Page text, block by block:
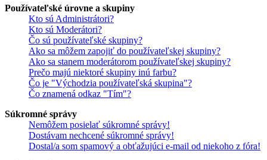
Používateľské úrovne a skupiny
Kto sú Administrátori?
Kto sú Moderátori?
Čo sú používateľské skupiny?
Ako sa môžem zapojiť do používateľskej skupiny?
Ako sa stanem moderátorom používateľskej skupiny?
Prečo majú niektoré skupiny inú farbu?
Čo je "Východzia používateľská skupina"?
Čo znamená odkaz "Tím"?
Súkromné správy
Nemôžem posielať súkromné správy!
Dostávam nechcené súkromné správy!
Dostal/a som spamový a obťažujúci e-mail od niekoho z fóra!